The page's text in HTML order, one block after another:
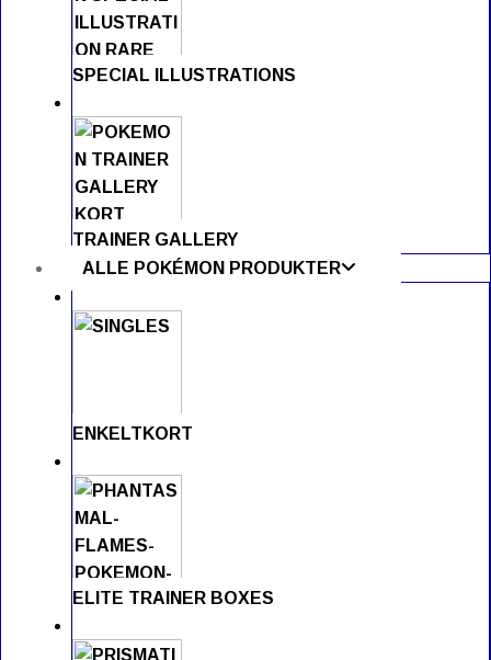
SPECIAL ILLUSTRATIONS
TRAINER GALLERY
ALLE POKÉMON PRODUKTER
ENKELTKORT
ELITE TRAINER BOXES